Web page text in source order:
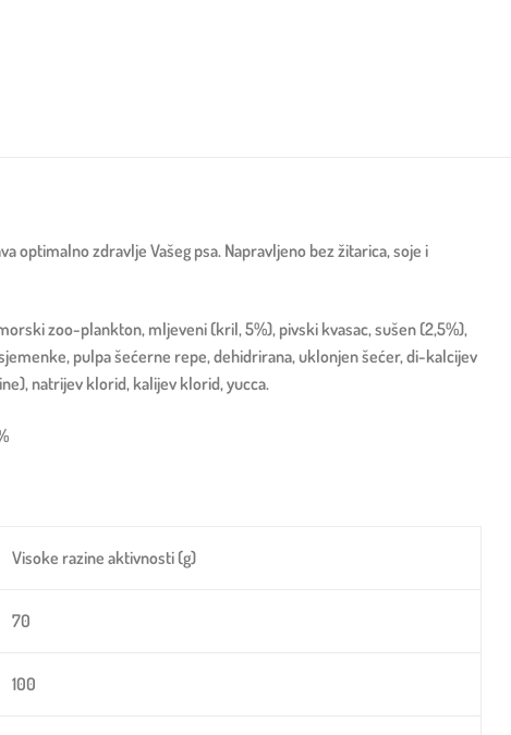
optimalno zdravlje Vašeg psa. Napravljeno bez žitarica, soje i
zoo-plankton, mljeveni (kril, 5%), pivski kvasac, sušen (2,5%),
pulpa šećerne repe, dehidrirana, uklonjen šećer, di-kalcijev
natrijev klorid, kalijev klorid, yucca.
Visoke razine aktivnosti (g)
70
100